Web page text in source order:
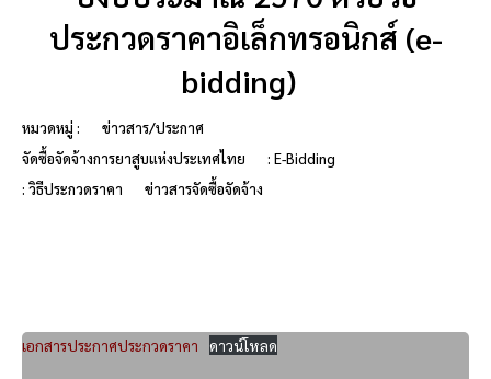
ประกวดราคาอิเล็กทรอนิกส์ (e-
bidding)
หมวดหมู่ :
ข่าวสาร/ประกาศ
จัดซื้อจัดจ้างการยาสูบแห่งประเทศไทย
: E-Bidding
: วิธีประกวดราคา
ข่าวสารจัดซื้อจัดจ้าง
เอกสารประกาศประกวดราคา ดาวน์โหลด